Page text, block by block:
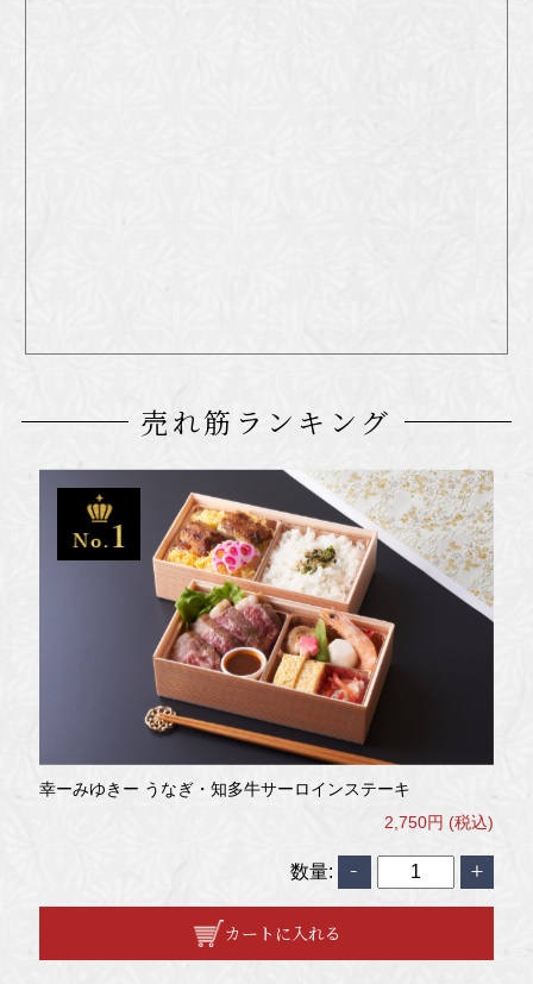
売れ筋ランキング
幸ーみゆきー うなぎ・知多牛サーロインステーキ
2,750円 (税込)
数量:
カートに入れる